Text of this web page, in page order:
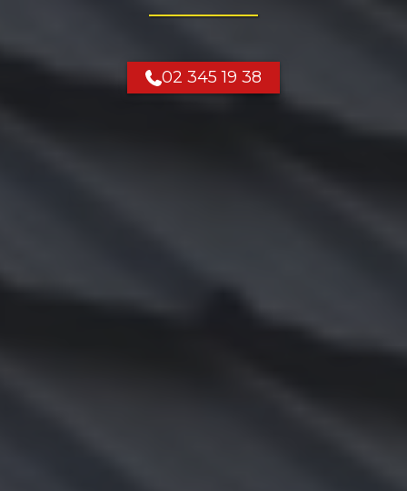
02 345 19 38